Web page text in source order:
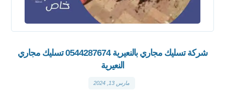
شركة تسليك مجاري بالنعيرية 0544287674 تسليك مجاري
النعيرية
مارس 13, 2024